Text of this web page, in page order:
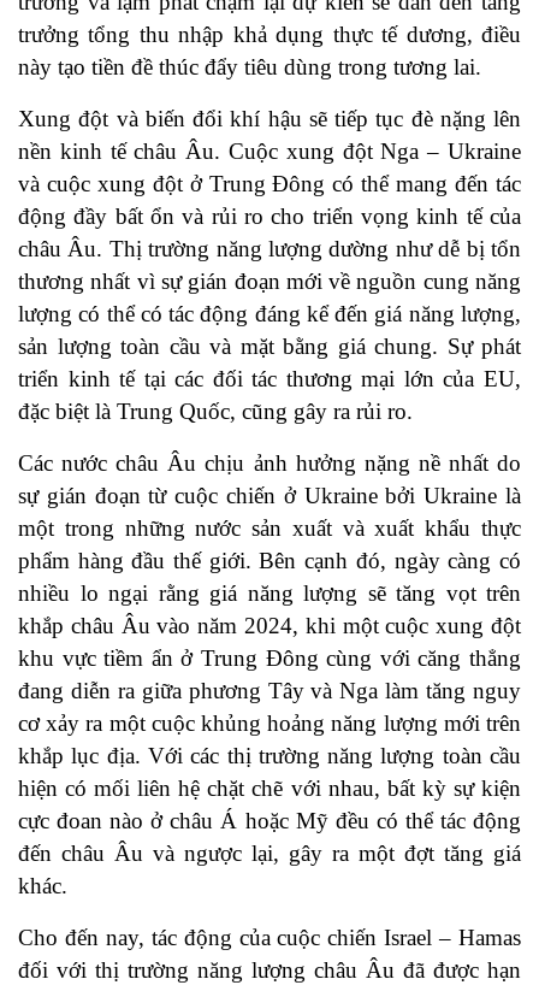
trưởng tổng thu nhập khả dụng thực tế dương, điều
này tạo tiền đề thúc đẩy tiêu dùng trong tương lai.
Xung đột và biến đổi khí hậu sẽ tiếp tục đè nặng lên
nền kinh tế châu Âu. Cuộc xung đột Nga – Ukraine
và cuộc xung đột ở Trung Đông có thể mang đến tác
động đầy bất ổn và rủi ro cho triển vọng kinh tế của
châu Âu. Thị trường năng lượng dường như dễ bị tổn
thương nhất vì sự gián đoạn mới về nguồn cung năng
lượng có thể có tác động đáng kể đến giá năng lượng,
sản lượng toàn cầu và mặt bằng giá chung. Sự phát
triển kinh tế tại các đối tác thương mại lớn của EU,
đặc biệt là Trung Quốc, cũng gây ra rủi ro.
Các nước châu Âu chịu ảnh hưởng nặng nề nhất do
sự gián đoạn từ cuộc chiến ở Ukraine bởi Ukraine là
một trong những nước sản xuất và xuất khẩu thực
phẩm hàng đầu thế giới. Bên cạnh đó, ngày càng có
nhiều lo ngại rằng giá năng lượng sẽ tăng vọt trên
khắp châu Âu vào năm 2024, khi một cuộc xung đột
khu vực tiềm ẩn ở Trung Đông cùng với căng thẳng
đang diễn ra giữa phương Tây và Nga làm tăng nguy
cơ xảy ra một cuộc khủng hoảng năng lượng mới trên
khắp lục địa. Với các thị trường năng lượng toàn cầu
hiện có mối liên hệ chặt chẽ với nhau, bất kỳ sự kiện
cực đoan nào ở châu Á hoặc Mỹ đều có thể tác động
đến châu Âu và ngược lại, gây ra một đợt tăng giá
khác.
Cho đến nay, tác động của cuộc chiến Israel – Hamas
đối với thị trường năng lượng châu Âu đã được hạn